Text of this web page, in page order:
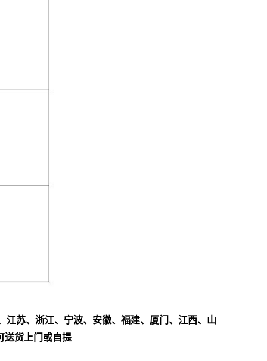
苏、浙江、宁波、安徽、福建、厦门、江西、山
送货上门或自提